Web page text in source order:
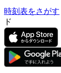
時刻表をさがす
ド